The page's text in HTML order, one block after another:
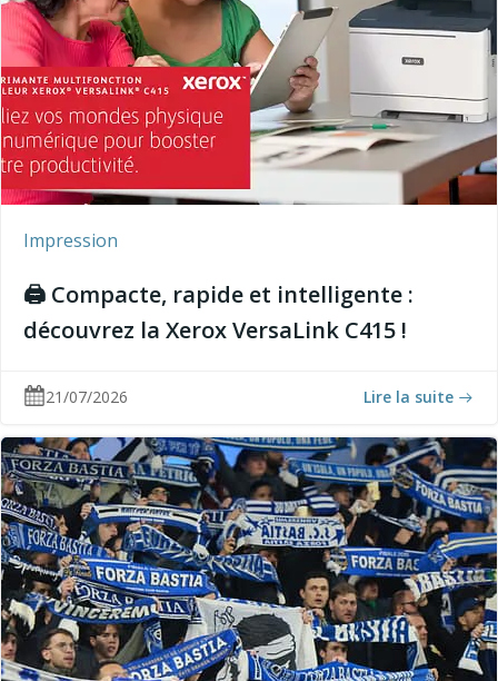
Impression
🖨️ Compacte, rapide et intelligente :
découvrez la Xerox VersaLink C415 !
21/07/2026 Lire la suite